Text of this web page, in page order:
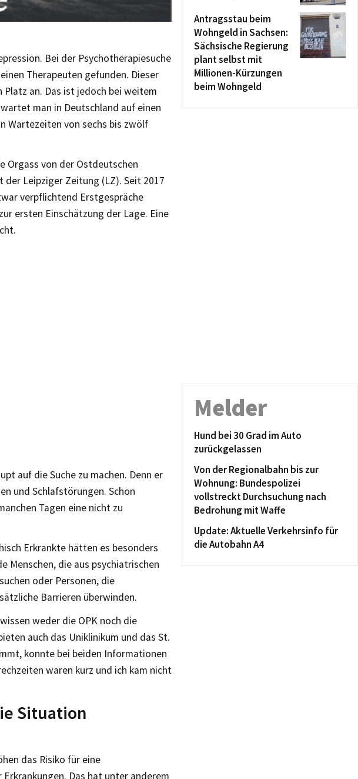
Bei der Psychotherapiesuche
Therapeuten gefunden. Dieser
an. Das ist jedoch bei weitem
man in Deutschland auf einen
Wartezeiten von sechs bis zwölf
Orgass von der Ostdeutschen
der Leipziger Zeitung (LZ). Seit 2017
verpflichtend Erstgespräche
ersten Einschätzung der Lage. Eine
auf die Suche zu machen. Denn er
und Schlafstörungen. Schon
Tagen eine nicht zu
Erkrankte hätten es besonders
Menschen, die aus psychiatrischen
oder Personen, die
Barrieren überwinden.
weder die OPK noch die
auch das Uniklinikum und das St.
konnte bei beiden Informationen
waren kurz und ich kam nicht
Situation
das Risiko für eine
Das hat unter anderem
Antragsstau beim
Wohngeld in Sachsen:
Sächsische Regierung
plant selbst mit
Millionen-Kürzungen
beim Wohngeld
Melder
Hund bei 30 Grad im Auto
zurückgelassen
Von der Regionalbahn bis zur
Wohnung: Bundespolizei
vollstreckt Durchsuchung nach
Bedrohung mit Waffe
Update: Aktuelle Verkehrsinfo für
die Autobahn A4